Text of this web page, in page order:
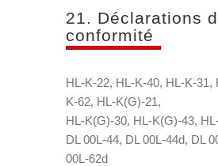
21. Déclarations
conformité
HL-K-22, HL-K-40, HL-K-31,
K-62, HL-K(G)-21,
HL-K(G)-30, HL-K(G)-43,
DL 00L-44, DL 00L-44d, DL
00L-62d